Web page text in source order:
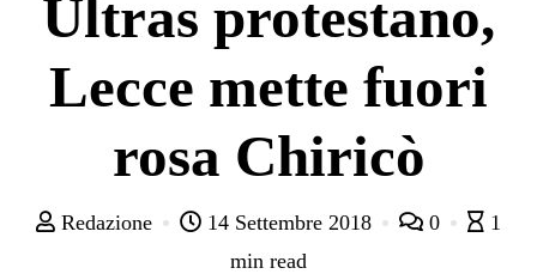
Ultras protestano,
Lecce mette fuori
rosa Chiricò
Redazione 14 Settembre 2018 0
1
min read